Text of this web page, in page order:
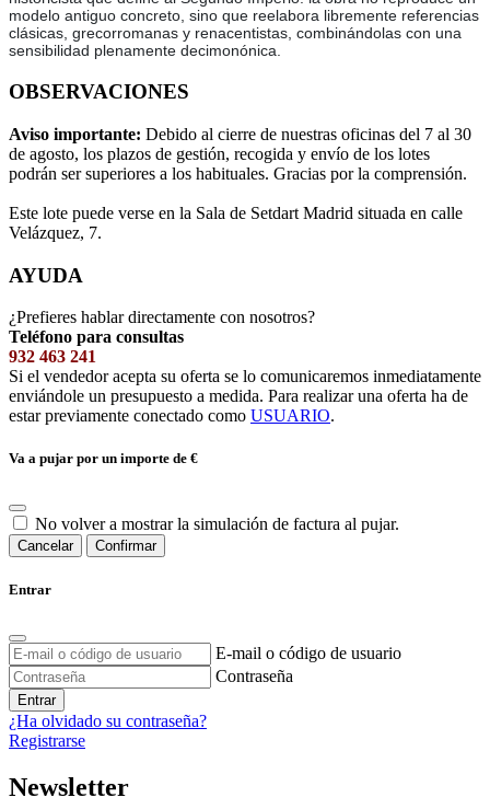
modelo antiguo concreto, sino que reelabora libremente referencias
clásicas, grecorromanas y renacentistas, combinándolas con una
sensibilidad plenamente decimonónica.
OBSERVACIONES
Aviso importante: Debido al cierre de nuestras oficinas del 7 al 30
de agosto, los plazos de gestión, recogida y envío de los lotes
podrán ser superiores a los habituales. Gracias por la comprensión.
Este lote puede verse en la Sala de Setdart Madrid situada en calle
Velázquez, 7.
AYUDA
¿Prefieres hablar directamente con nosotros?
Teléfono para consultas
932 463 241
Si el vendedor acepta su oferta se lo comunicaremos inmediatamente
enviándole un presupuesto a medida. Para realizar una oferta ha de
estar previamente conectado como USUARIO.
Va a pujar por un importe de €
No volver a mostrar la simulación de factura al pujar.
Cancelar Confirmar
Entrar
E-mail o código de usuario
Contraseña
Entrar
¿Ha olvidado su contraseña?
Registrarse
Newsletter